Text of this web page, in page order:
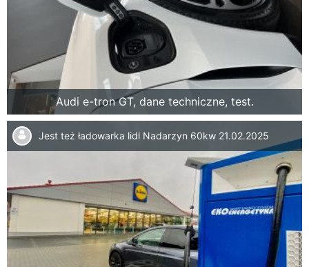
Audi e-tron GT, dane techniczne, test.
Jest też ładowarka lidl Nadarzyn 60kw 21.02.2025